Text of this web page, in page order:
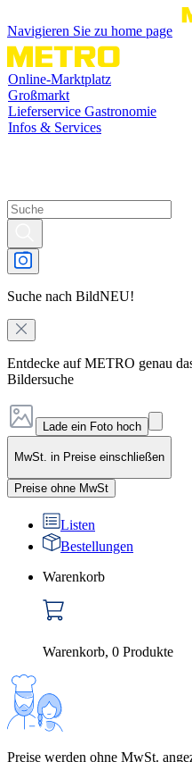
Navigieren Sie zu home page
Online-Marktplatz
Großmarkt
Lieferservice Gastronomie
Infos & Services
Suche nach BildNEU!
Entdecke auf METRO genau
Bildersuche
Lade ein Foto hoch
MwSt. in Preise einschließen
Preise ohne MwSt
Listen
Bestellungen
Warenkorb
Warenkorb, 0 Produkte
Preise werden ohne MwSt.